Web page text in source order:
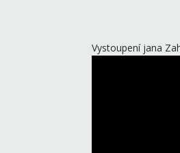
Vystoupení jana